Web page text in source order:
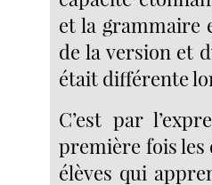
et la grammaire
de la version et
était différente
C’est par
première fois
élèves qui